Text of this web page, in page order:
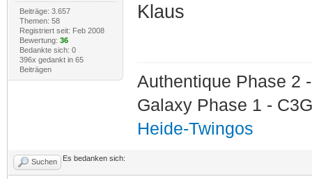
Beiträge: 3.657
Themen: 58
Registriert seit: Feb 2008
Bewertung: 36
Bedankte sich: 0
396x gedankt in 65
Beiträgen
Klaus
Authentique Phase 2
Galaxy Phase 1 -
Heide-Twingos
Suchen Es bedanken sich: